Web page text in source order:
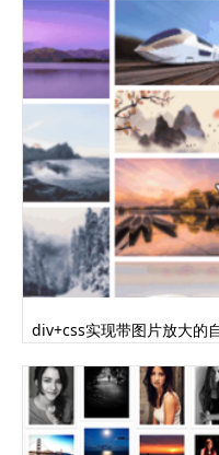
div+css实现带图片放大的